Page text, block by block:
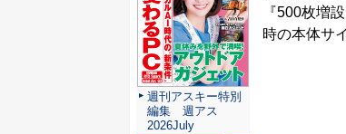
『500枚増
時の本体サ
週刊アスキー特別
編集 週アス
2026July